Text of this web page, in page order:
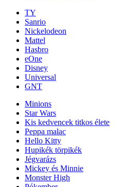
TY
Sanrio
Nickelodeon
Mattel
Hasbro
eOne
Disney
Universal
GNT
Minions
Star Wars
Kis kedvencek titkos élete
Peppa malac
Hello Kitty
Hupikék törpikék
Jégvarázs
Mickey és Minnie
Monster High